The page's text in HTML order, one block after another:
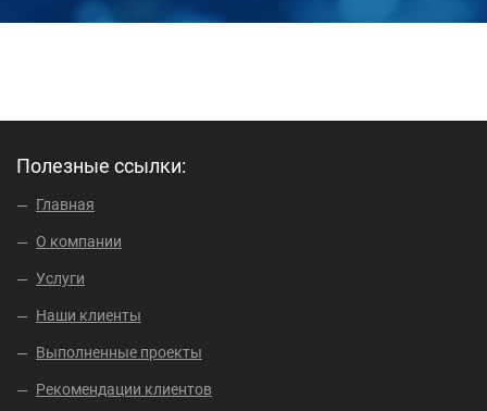
автором:
admin
Полезные ссылки:
Главная
О компании
Услуги
Наши клиенты
Выполненные проекты
Рекомендации клиентов